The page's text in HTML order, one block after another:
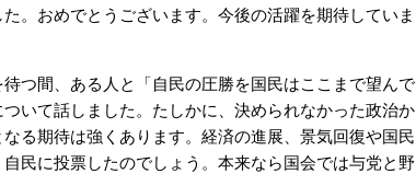
。おめでとうございます。今後の活躍を期待していま
つ間、ある人と「自民の圧勝を国民はここまで望んで
いて話しました。たしかに、決められなかった政治か
る期待は強くあります。経済の進展、景気回復や国民
民に投票したのでしょう。本来なら国会では与党と野